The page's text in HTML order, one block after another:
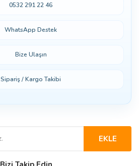
0532 291 22 46
WhatsApp Destek
Bize Ulaşın
Sipariş / Kargo Takibi
EKLE